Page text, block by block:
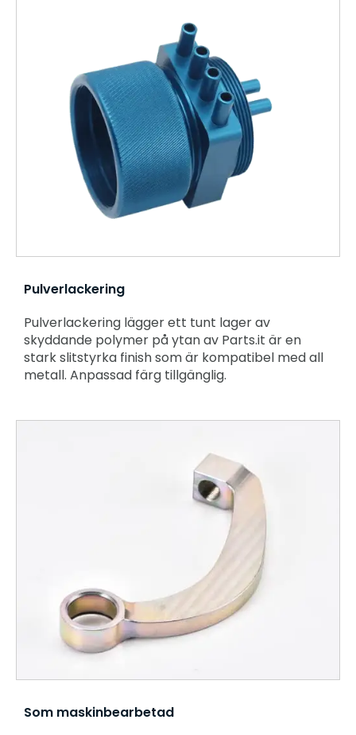
Pulverlackering
Pulverlackering lägger ett tunt lager av
skyddande polymer på ytan av Parts.it är en
stark slitstyrka finish som är kompatibel med all
metall. Anpassad färg tillgänglig.
Som maskinbearbetad